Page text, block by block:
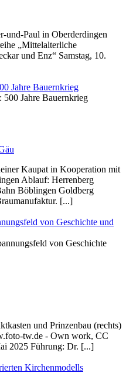
und-Paul in Oberderdingen
„Mittelalterliche
und Enz“ Samstag, 10.
Jahre Bauernkrieg
Kaupat in Kooperation mit
Ablauf: Herrenberg
Böblingen Goldberg
[...]
von Geschichte und
und Prinzenbau (rechts)
tw.de - Own work, CC
2025 Führung: Dr. [...]
Kirchenmodells